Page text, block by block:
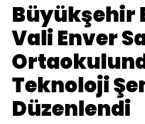
Büyükşehir
Vali Enver
Teknoloji
Düzenlendi